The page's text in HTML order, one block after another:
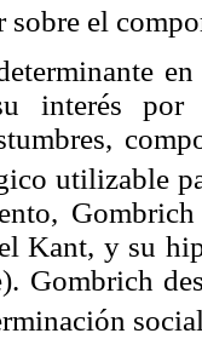
el
interés por
utilizable
Kant, y su
Gombrich